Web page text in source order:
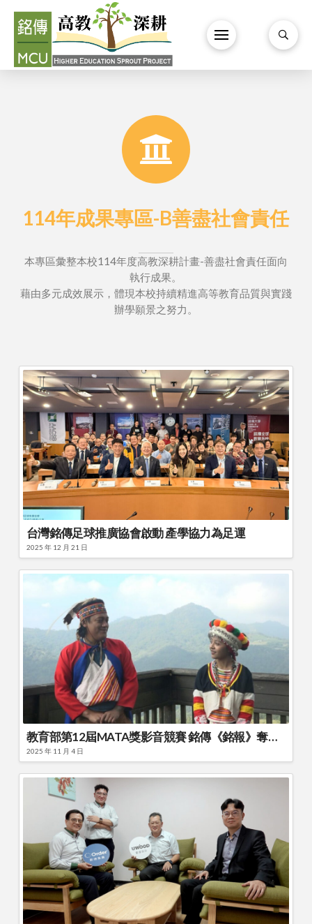
114年成果專區-B善盡社會責任
本專區彙整本校114年度高教深耕計畫-善盡社會責任面向
執行成果。
藉由多元成效展示，體現本校持續精進高等教育品質與實踐
辦學願景之努力。
台灣銘傳足球推廣協會啟動 產學協力為足運
2025 年 12 月 21 日
教育部第12屆MATA獎影音競賽 銘傳《銘報》奪非紀錄片類優選
2025 年 11 月 4 日